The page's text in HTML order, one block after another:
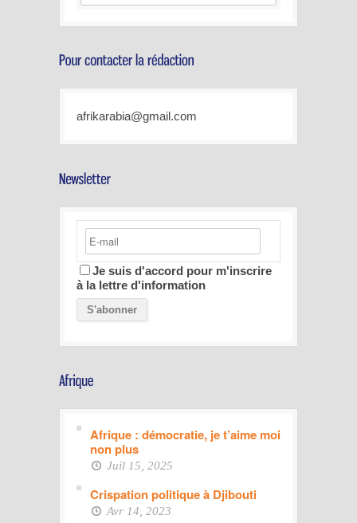
afrikarabia@gmail.com
Je suis d'accord pour m'inscrire
à la lettre d'information
Afrique : démocratie, je t’aime moi
non plus
Juil 15, 2025
Crispation politique à Djibouti
Avr 14, 2023